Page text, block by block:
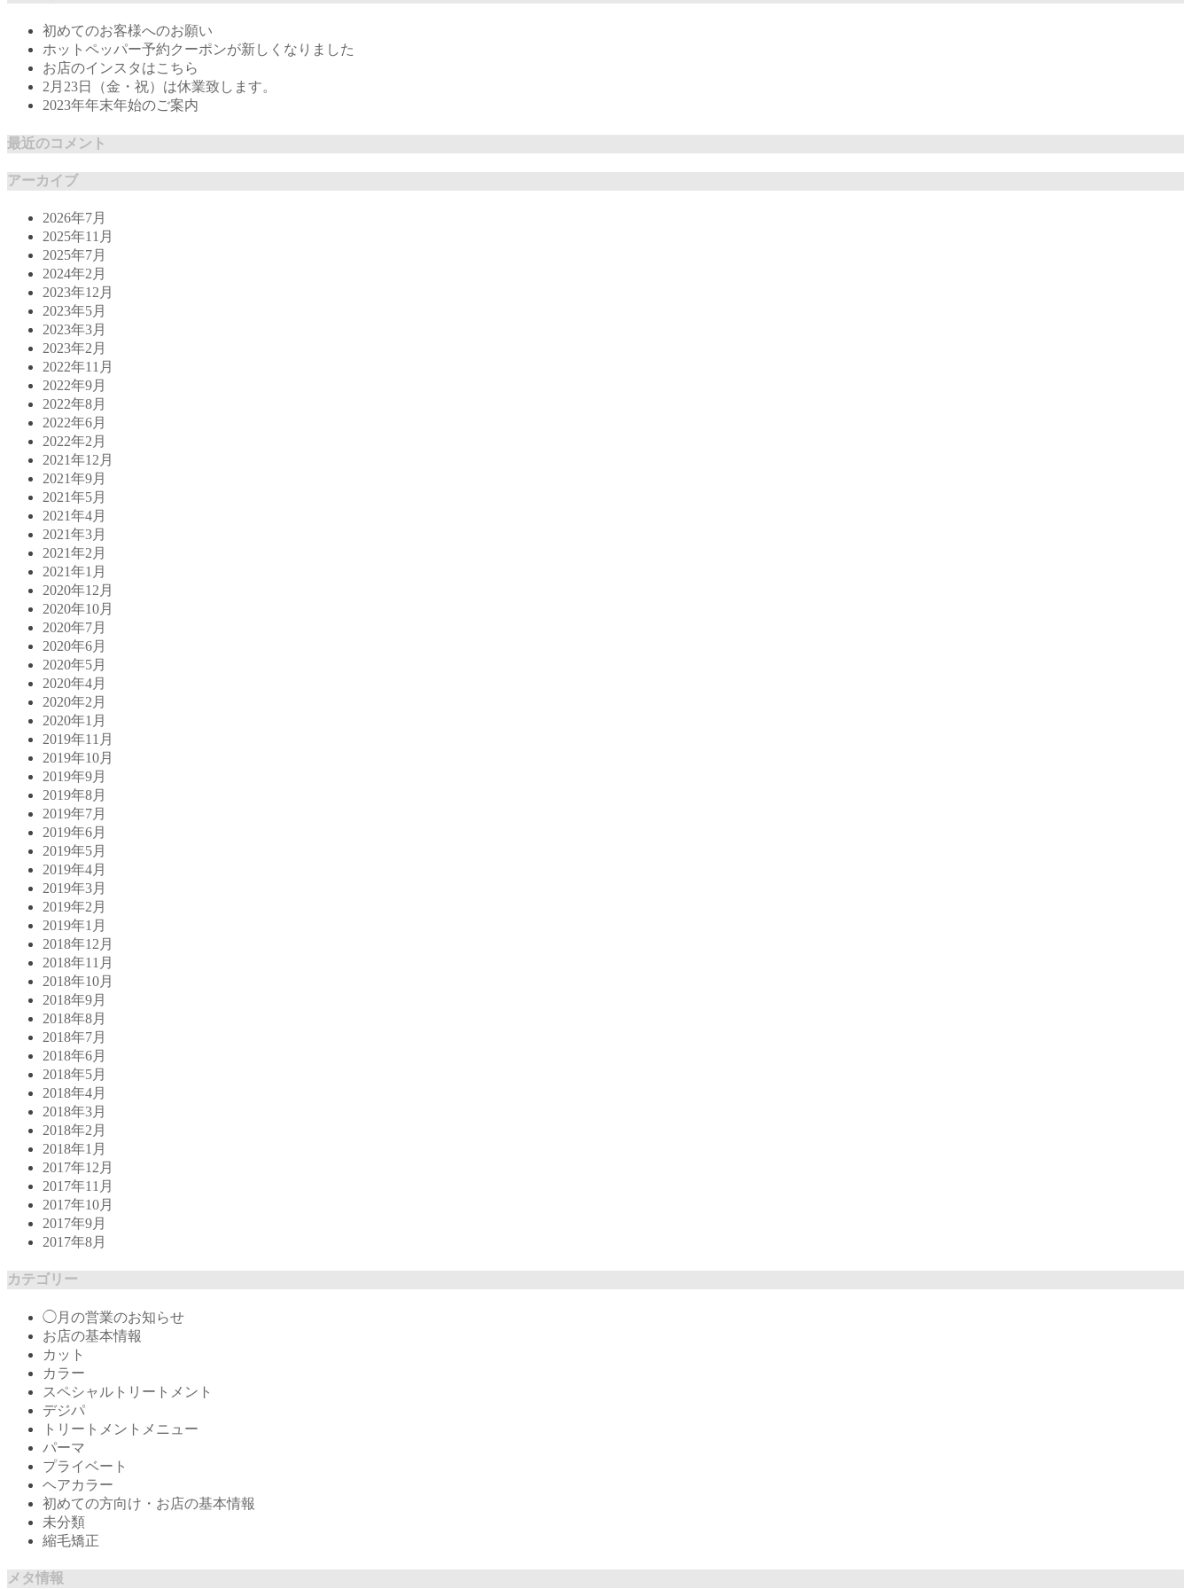
初めてのお客様へのお願い
ホットペッパー予約クーポンが新しくなりました
お店のインスタはこちら
2月23日（金・祝）は休業致します。
2023年年末年始のご案内
最近のコメント
アーカイブ
2026年7月
2025年11月
2025年7月
2024年2月
2023年12月
2023年5月
2023年3月
2023年2月
2022年11月
2022年9月
2022年8月
2022年6月
2022年2月
2021年12月
2021年9月
2021年5月
2021年4月
2021年3月
2021年2月
2021年1月
2020年12月
2020年10月
2020年7月
2020年6月
2020年5月
2020年4月
2020年2月
2020年1月
2019年11月
2019年10月
2019年9月
2019年8月
2019年7月
2019年6月
2019年5月
2019年4月
2019年3月
2019年2月
2019年1月
2018年12月
2018年11月
2018年10月
2018年9月
2018年8月
2018年7月
2018年6月
2018年5月
2018年4月
2018年3月
2018年2月
2018年1月
2017年12月
2017年11月
2017年10月
2017年9月
2017年8月
カテゴリー
◯月の営業のお知らせ
お店の基本情報
カット
カラー
スペシャルトリートメント
デジパ
トリートメントメニュー
パーマ
プライベート
ヘアカラー
初めての方向け・お店の基本情報
未分類
縮毛矯正
メタ情報